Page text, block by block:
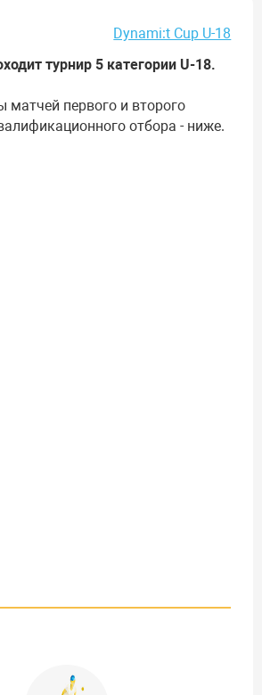
Dynami:t Cup U-18
турнир 5 категории U-18.
матчей первого и второго
отбора - ниже.